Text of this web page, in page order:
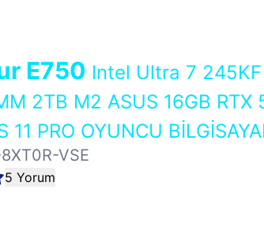
E750 Intel Ultra 7 245KF
2TB M2 ASUS 16GB RTX
11 PRO OYUNCU
VSE
5 Yorum